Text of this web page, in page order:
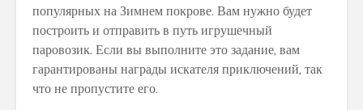
популярных на Зимнем покрове. Вам нужно будет
построить и отправить в путь игрушечный
паровозик. Если вы выполните это задание, вам
гарантированы награды искателя приключений, так
что не пропустите его.